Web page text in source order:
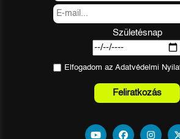
Születésnap
Elfogadom az Adatvédelmi
Feliratkozás